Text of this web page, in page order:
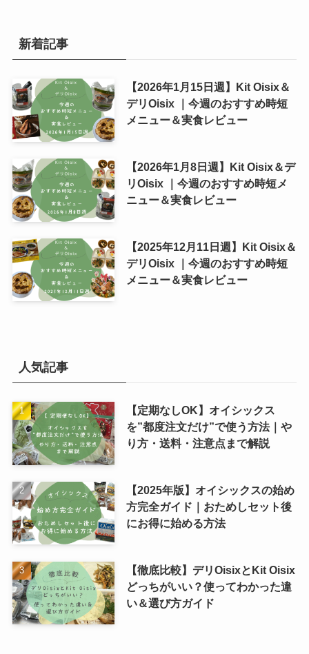
新着記事
【2026年1月15日週】Kit Oisix＆
デリOisix ｜今週のおすすめ時短
メニュー＆実食レビュー
【2026年1月8日週】Kit Oisix＆デ
リOisix ｜今週のおすすめ時短メ
ニュー＆実食レビュー
【2025年12月11日週】Kit Oisix＆
デリOisix ｜今週のおすすめ時短
メニュー＆実食レビュー
人気記事
【定期なしOK】オイシックス
を”都度注文だけ”で使う方法｜や
り方・送料・注意点まで解説
【2025年版】オイシックスの始め
方完全ガイド｜おためしセット後
にお得に始める方法
【徹底比較】デリOisixとKit Oisix
どっちがいい？使ってわかった違
い＆選び方ガイド